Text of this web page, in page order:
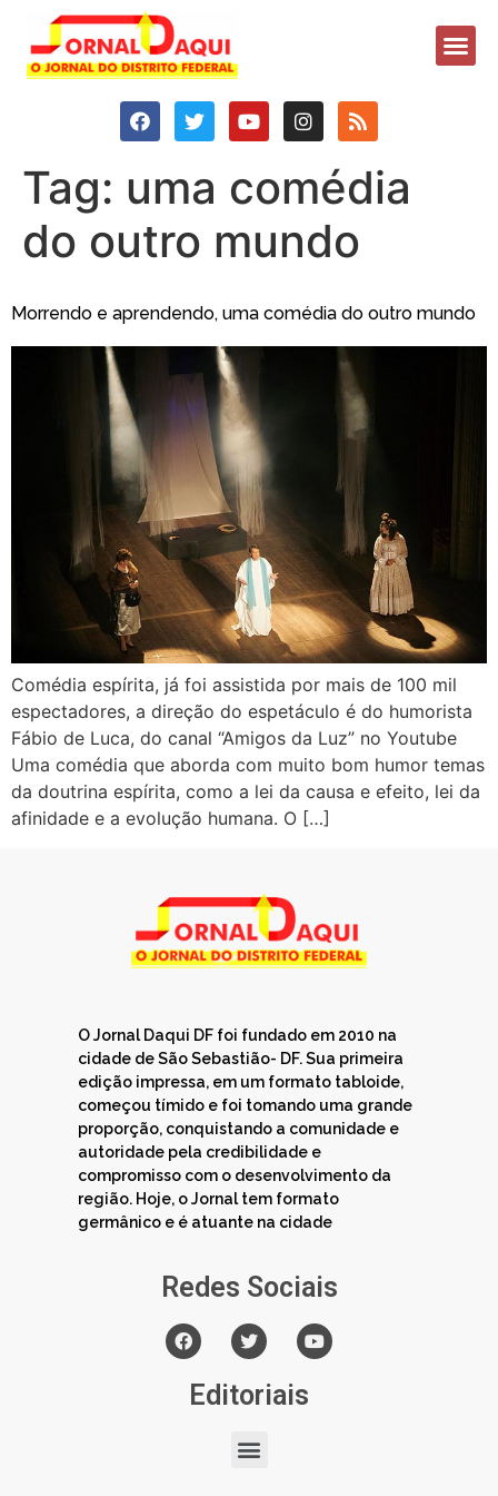
Tag: uma comédia
do outro mundo
Morrendo e aprendendo, uma comédia do outro mundo
Comédia espírita, já foi assistida por mais de 100 mil
espectadores, a direção do espetáculo é do humorista
Fábio de Luca, do canal “Amigos da Luz” no Youtube
Uma comédia que aborda com muito bom humor temas
da doutrina espírita, como a lei da causa e efeito, lei da
afinidade e a evolução humana. O […]
O Jornal Daqui DF foi fundado em 2010 na
cidade de São Sebastião- DF. Sua primeira
edição impressa, em um formato tabloide,
começou tímido e foi tomando uma grande
proporção, conquistando a comunidade e
autoridade pela credibilidade e
compromisso com o desenvolvimento da
região. Hoje, o Jornal tem formato
germânico e é atuante na cidade
Redes Sociais
Editoriais